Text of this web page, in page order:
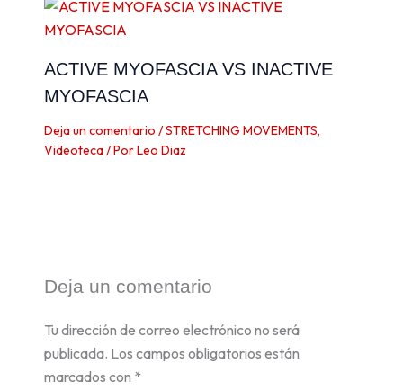
ACTIVE MYOFASCIA VS INACTIVE
MYOFASCIA
Deja un comentario /STRETCHING MOVEMENTS,
Videoteca/ PorLeo Diaz
Deja un comentario
Tu dirección de correo electrónico no será
publicada. Los campos obligatorios están
marcados con *